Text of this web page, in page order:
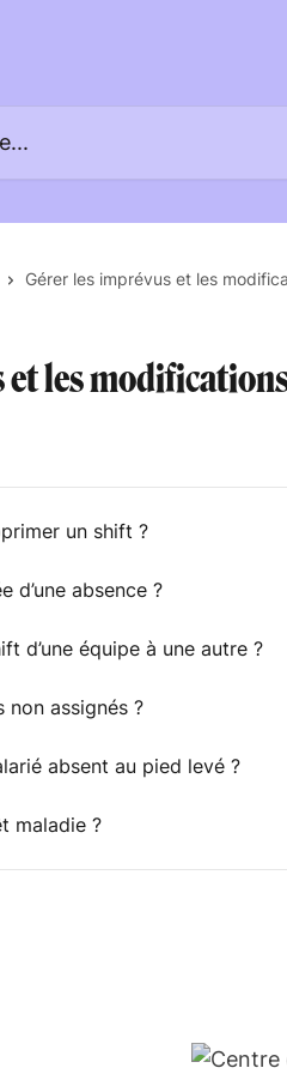
Gérer les imprévus et les
et les
un shift ?
d’une absence ?
d’une équipe à une autre ?
non assignés ?
absent au pied levé ?
maladie ?